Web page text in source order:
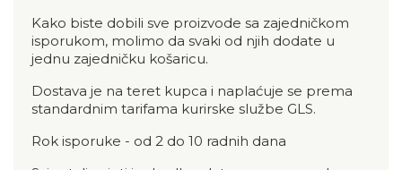
Kako biste dobili sve proizvode sa zajedničkom
isporukom, molimo da svaki od njih dodate u
jednu zajedničku košaricu.
Dostava je na teret kupca i naplaćuje se prema
standardnim tarifama kurirske službe GLS.
Rok isporuke - od 2 do 10 radnih dana